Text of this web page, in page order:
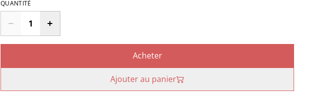
QUANTITÉ
Acheter
Ajouter au panier